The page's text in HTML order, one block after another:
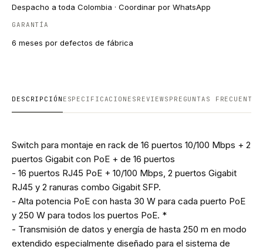
Despacho a toda Colombia · Coordinar por WhatsApp
GARANTÍA
6 meses por defectos de fábrica
DESCRIPCIÓN ESPECIFICACIONES REVIEWS PREGUNTAS FRECUENTES
Switch para montaje en rack de 16 puertos 10/100 Mbps + 2
puertos Gigabit con PoE + de 16 puertos
- 16 puertos RJ45 PoE + 10/100 Mbps, 2 puertos Gigabit
RJ45 y 2 ranuras combo Gigabit SFP.
- Alta potencia PoE con hasta 30 W para cada puerto PoE
y 250 W para todos los puertos PoE. *
- Transmisión de datos y energía de hasta 250 m en modo
extendido especialmente diseñado para el sistema de